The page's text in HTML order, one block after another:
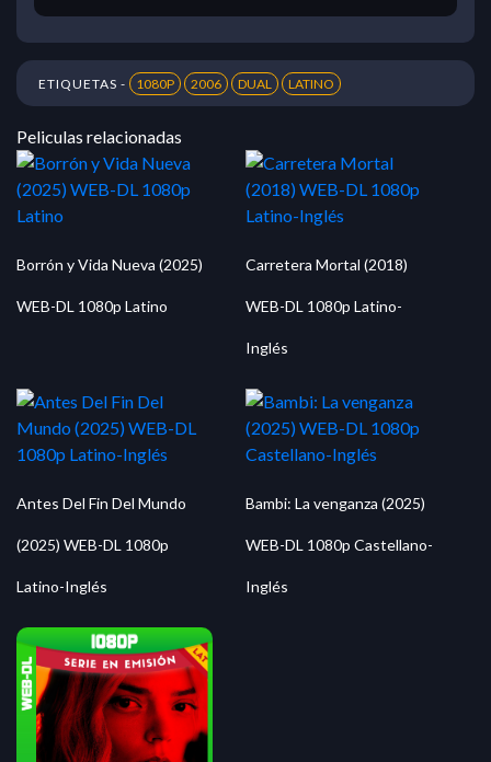
ETIQUETAS - 1080P 2006 DUAL LATINO
Peliculas relacionadas
Borrón y Vida Nueva (2025)
WEB-DL 1080p Latino
Carretera Mortal (2018)
WEB-DL 1080p Latino-
Inglés
Antes Del Fin Del Mundo
(2025) WEB-DL 1080p
Latino-Inglés
Bambi: La venganza (2025)
WEB-DL 1080p Castellano-
Inglés